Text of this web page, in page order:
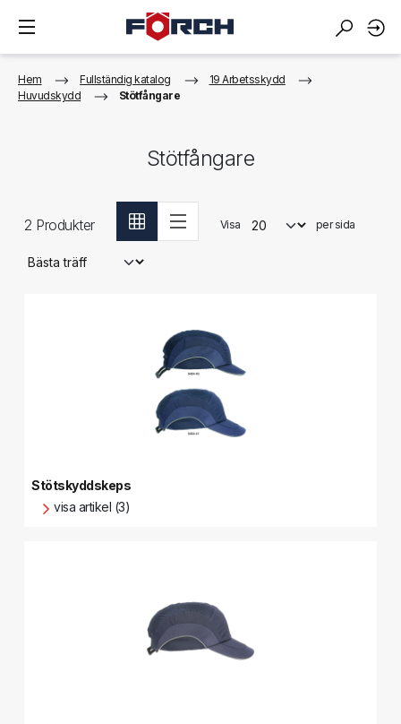
Hem Fullständig katalog
19 Arbetsskydd
Huvudskydd
Stötfångare
Stötfångare
2 Produkter Visa per sida
Stötskyddskeps
visa artikel (3)